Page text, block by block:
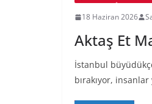
18 Haziran 2026
Aktaş Et
İstanbul
bırakıyor,